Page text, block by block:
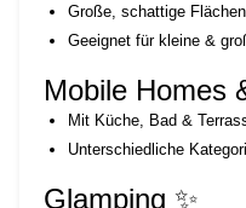
Große, schattige
Geeignet für kleine &
Mobile Homes
Mit Küche, Bad &
Unterschiedliche
Glamping ✨